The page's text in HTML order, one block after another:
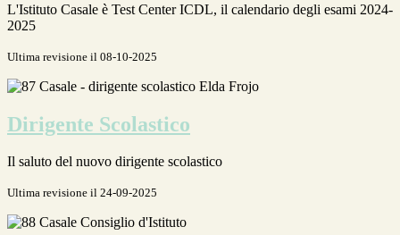
L'Istituto Casale è Test Center ICDL, il calendario degli esami 2024-
2025
Ultima revisione il 08-10-2025
Dirigente Scolastico
Il saluto del nuovo dirigente scolastico
Ultima revisione il 24-09-2025